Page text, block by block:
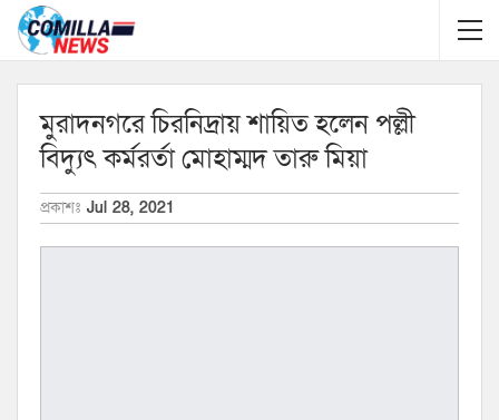
মুরাদনগরে চিরনিদ্রায় শায়িত হলেন পল্লী
বিদ্যুৎ কর্মরর্তা মোহাম্মদ তারু মিয়া
প্রকাশঃ Jul 28, 2021